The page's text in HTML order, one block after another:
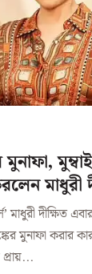
মাধুরী
মাধুরী দীক্ষিত
মুনাফা করার